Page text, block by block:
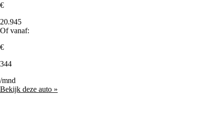
€
20.945
Of vanaf:
€
344
/mnd
Bekijk deze auto »